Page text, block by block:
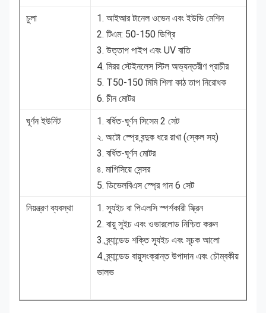
চুলা
1. আইআর টানেল ওভেন এবং ইউভি মেশিন
2. টিএম: 50-150 ডিগ্রি
3. উত্তাপ পাইপ এবং UV বাতি
4. মিরর স্টেইনলেস স্টিল অভ্যন্তরীণ প্রাচীর
5. T50-150 মিমি শিলা কাঠ তাপ নিরোধক
6. চীন মোটর
ঘূর্ণন ইউনিট
1. বর্ধিত-ঘূর্ণন সিসেম 2 সেট
২. অটো স্প্রে বন্দুক ধরে রাখা (স্কেল সহ)
3. বর্ধিত-ঘূর্ণন মোটর
৪. মাগিসিয়ে সেন্সর
5. ডিভেলবিএস স্প্রে গান 6 সেট
নিয়ন্ত্রণ ব্যবস্থা
1. স্যুইচ বা পিএলসি স্পর্শকারী স্ক্রিন
2. বায়ু সুইচ এবং ওভারলোড নিশ্চিত করুন
3. ব্র্যান্ডেড শক্তি স্যুইচ এবং সূচক আলো
4. ব্র্যান্ডেড বায়ুসংক্রান্ত উপাদান এবং চৌম্বকীয়
ভালভ